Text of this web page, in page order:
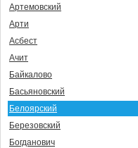
Артемовский
Арти
Асбест
Ачит
Байкалово
Басьяновский
Белоярский
Березовский
Богданович